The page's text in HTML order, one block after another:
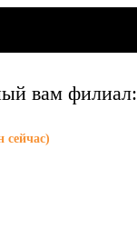
вам филиал:
сейчас)